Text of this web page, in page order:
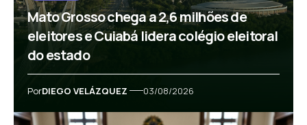
Mato Grosso chega a 2,6 milhões de
eleitores e Cuiabá lidera colégio eleitoral
do estado
PorDIEGO VELÁZQUEZ 03/08/2026